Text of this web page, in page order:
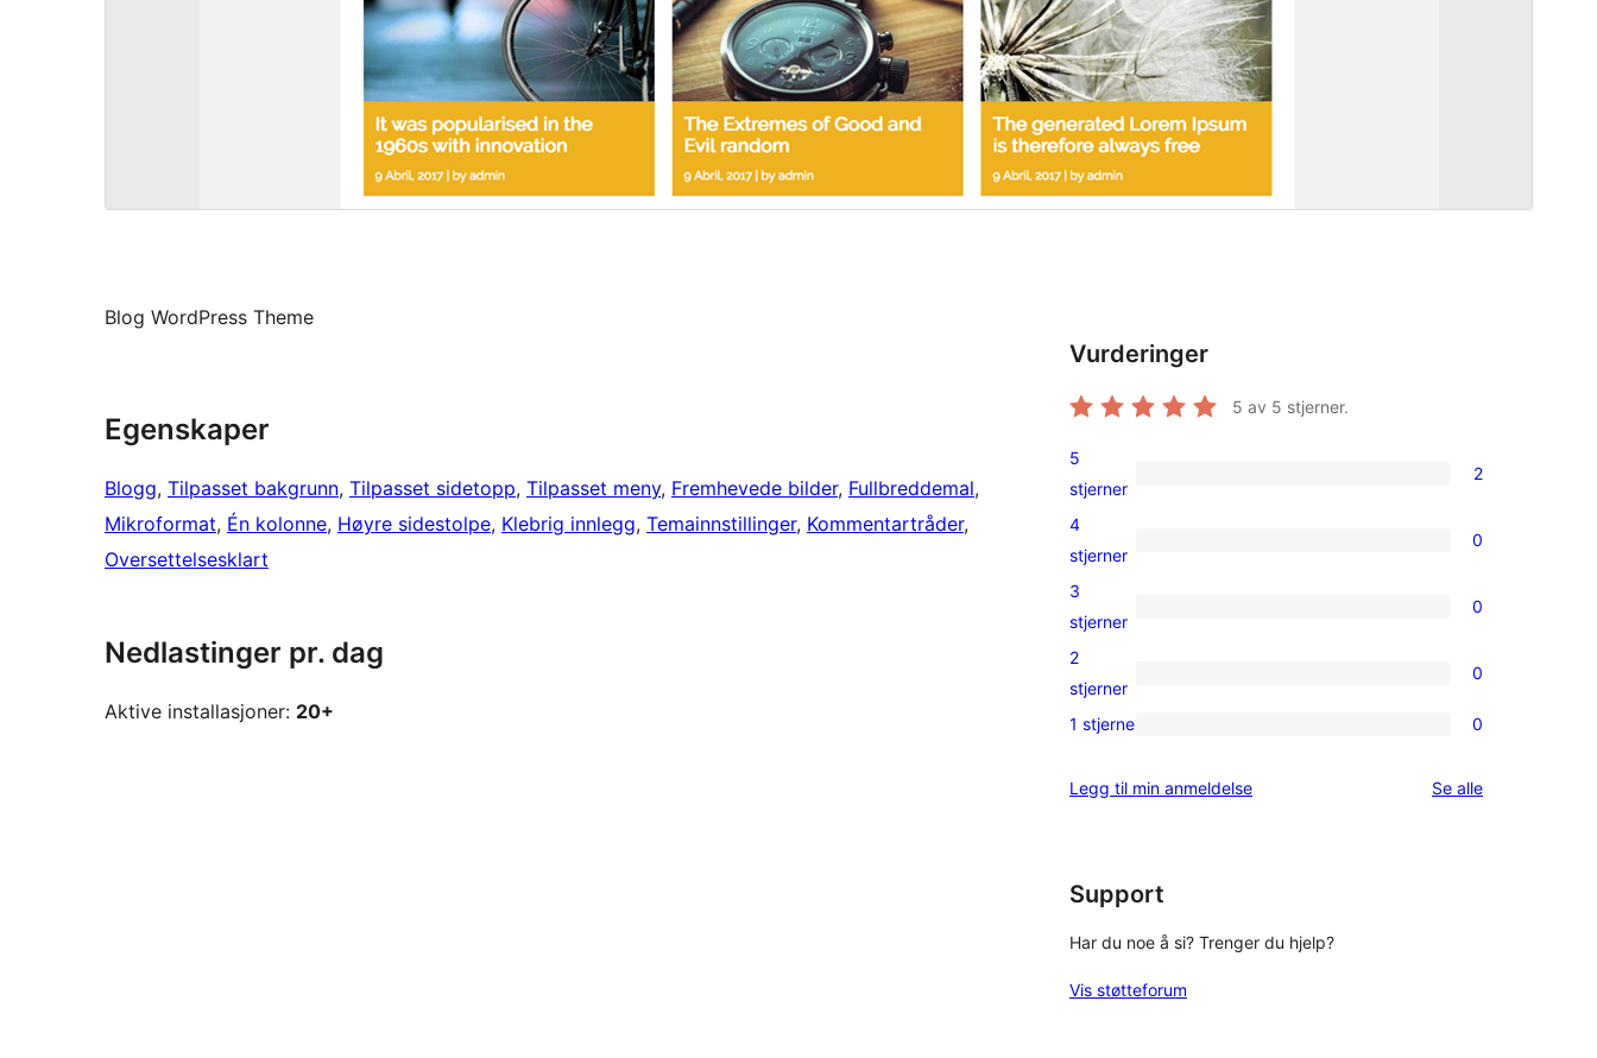
Blog WordPress Theme
Egenskaper
Blogg, Tilpasset bakgrunn, Tilpasset sidetopp, Tilpasset meny, Fremhevede bilder, Fullbreddemal
Mikroformat, Én kolonne, Høyre sidestolpe, Klebrig innlegg, Temainnstillinger, Kommentartråder
Oversettelsesklart
Nedlastinger pr. dag
Aktive installasjoner: 20+
Vurderinger
5 av 5 stjerner.
2
5-
star
5
stjerner
2
0
4-
star
4
stjerner
0
0
3-
star
3
stjerner
0
0
2-
reviews
2
stjerner
0
0
star
1 stjerne 0
Legg til min anmeldelse Se alleomtalene
Support
Har du noe å si? Trenger du hjelp?
Vis støtteforum